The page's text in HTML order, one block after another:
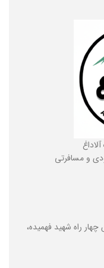
و مسافرتی
راه شهید فهمیده،